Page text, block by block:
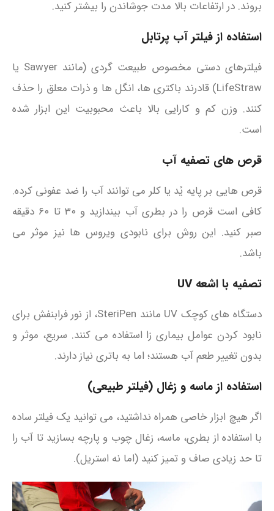
بروند. در ارتفاعات بالا مدت جوشاندن را بیشتر کنید.
استفاده از فیلتر آب پرتابل
فیلترهای دستی مخصوص طبیعت‌ گردی (مانند Sawyer یا
LifeStraw) قادرند باکتری‌ ها، انگل‌ ها و ذرات معلق را حذف
کنند. وزن کم و کارایی بالا باعث محبوبیت این ابزار شده
است.
قرص‌ های تصفیه آب
قرص‌ هایی بر پایه یُد یا کلر می‌ توانند آب را ضد عفونی کرده.
کافی‌ است قرص را در بطری آب بیندازید و ۳۰ تا ۶۰ دقیقه
صبر کنید. این روش برای نابودی ویروس‌ ها نیز موثر می
باشد.
تصفیه با اشعه UV
دستگاه‌ های کوچک UV مانند SteriPen، از نور فرابنفش برای
نابود کردن عوامل بیماری‌ زا استفاده می‌ کنند. سریع، موثر و
بدون تغییر طعم آب هستند؛ اما به باتری نیاز دارند.
استفاده از ماسه و زغال (فیلتر طبیعی)
اگر هیچ ابزار خاصی همراه نداشتید، می‌ توانید یک فیلتر ساده
با استفاده از بطری، ماسه، زغال چوب و پارچه بسازید تا آب را
تا حد زیادی صاف و تمیز کنید (اما نه استریل).